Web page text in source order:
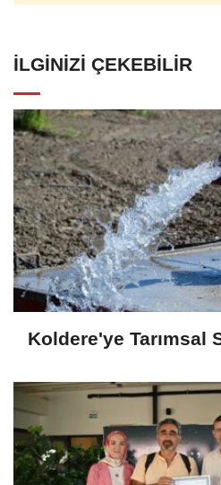
İLGINIZI ÇEKEBILIR
Koldere'ye Tarımsal